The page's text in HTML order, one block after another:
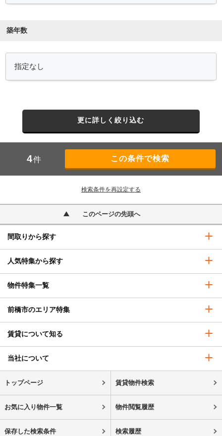
築年数
更に詳しく絞り込む
4件
検索条件を再設定する
このページの先頭へ
間取りから探す
人気特集から探す
物件特集一覧
前橋市のエリア特集
賃貸について知る
当社について
トップページ 賃貸物件検索
お気に入り物件一覧 物件閲覧履歴
保存した検索条件 検索履歴